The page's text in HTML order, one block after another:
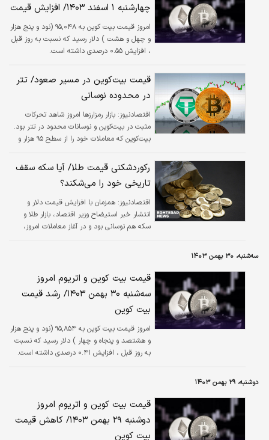
چهارشنبه ۱ اسفند ۱۴۰۳/ افزایش قیمت
امروز قیمت بیت کوین به ۹۵,۰۴۸ (نود و پنج هزار
و چهل و هشت ) دلار رسید که نسبت به روز قبل
، افزایش ۰.۵۵ درصدی داشته است.
قیمت بیت‌کوین در مسیر صعود/ تتر
در محدوده نوسانی
اقتصادنیوز: بازار رمزارزها امروز شاهد تحرکات
مثبت در بیت‌کوین و نوسانات محدود در تتر بود.
بیت‌کوین که معاملات خود را از سطح ۹۵ هزار و
مواجه شد و تا پله دوم این کانال نزول کرد.
رکوردشکنی قیمت طلا/ آیا سکه سقف
تاریخی خود را می‌شکند؟
اقتصادنیوز: همزمان با افزایش قیمت دلار و
انتشار خبر استیضاح وزیر اقتصاد، بازار طلا و
سکه هم نوسانی بود و در آغاز معاملات امروز،
سه‌شنبه، ۳۰ بهمن ۱۴۰۳
قیمت بیت کوین و اتریوم امروز
سه‌شنبه ۳۰ بهمن ۱۴۰۳/ رشد قیمت
بیت کوین
امروز قیمت بیت کوین به ۹۵,۸۵۴ (نود و پنج هزار
و هشتصد و پنجاه و چهار ) دلار رسید که نسبت
به روز قبل ، افزایش ۰.۴۱ درصدی داشته است.
دوشنبه، ۲۹ بهمن ۱۴۰۳
قیمت بیت کوین و اتریوم امروز
دوشنبه ۲۹ بهمن ۱۴۰۳/ کاهش قیمت
بیت کوین